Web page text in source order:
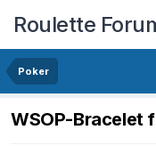
Roulette
Poker
WSOP-Bracelet